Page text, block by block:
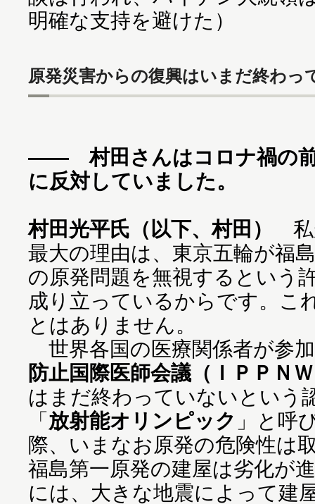
明確な支持を避けた）
原発災害からの復興はいまだ終わっ
―― 村田さんはコロナ禍の前
に反対していました。
村田光平氏（以下、村田）
私
最大の理由は、東京五輪が福
の原発問題を無視するという
成り立っているからです。こ
とはありません。
世界各国の医療関係者が参
防止国際医師会議（ＩＰＰＮ
はまだ終わっていないという
「放射能オリンピック 」と呼
際、いまなお原発の危険性は
福島第一原発の建屋は劣化が
には、大きな地震によって建